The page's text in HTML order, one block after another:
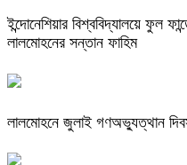
ইন্দোনেশিয়ার বিশ্ববিদ্যালয়ে ফুল
লালমোহনের সন্তান ফাহিম
লালমোহনে জুলাই গণঅভ্যুত্থান